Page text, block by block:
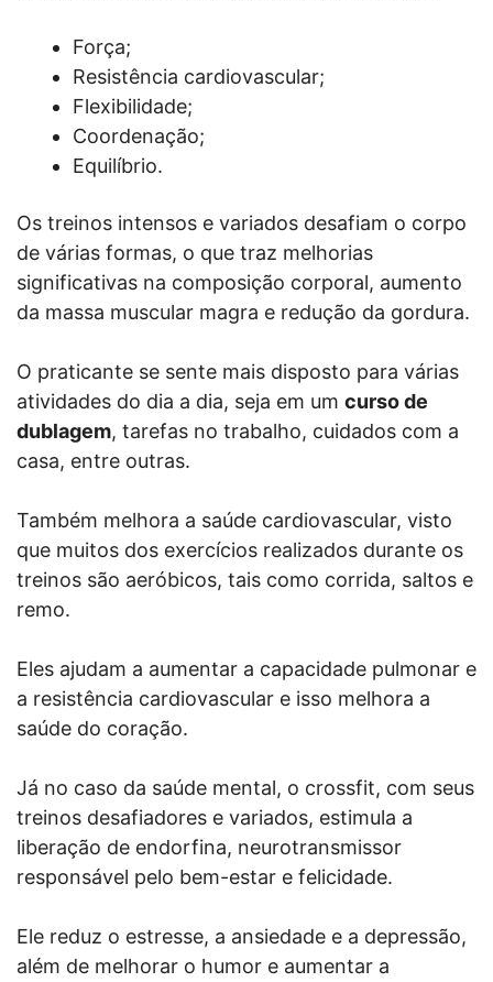
Força;
Resistência cardiovascular;
Flexibilidade;
Coordenação;
Equilíbrio.
Os treinos intensos e variados desafiam o corpo
de várias formas, o que traz melhorias
significativas na composição corporal, aumento
da massa muscular magra e redução da gordura.
O praticante se sente mais disposto para várias
atividades do dia a dia, seja em um curso de
dublagem, tarefas no trabalho, cuidados com a
casa, entre outras.
Também melhora a saúde cardiovascular, visto
que muitos dos exercícios realizados durante os
treinos são aeróbicos, tais como corrida, saltos e
remo.
Eles ajudam a aumentar a capacidade pulmonar e
a resistência cardiovascular e isso melhora a
saúde do coração.
Já no caso da saúde mental, o crossfit, com seus
treinos desafiadores e variados, estimula a
liberação de endorfina, neurotransmissor
responsável pelo bem-estar e felicidade.
Ele reduz o estresse, a ansiedade e a depressão,
além de melhorar o humor e aumentar a